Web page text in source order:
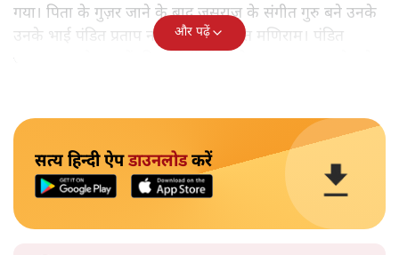
गया। पिता के गुज़र जाने के बाद जसराज के संगीत गुरु बने उनके
उनके भाई पंडित प्रताप नारायण और पंडित मणिराम। पंडित
जसराज अपने भाइयों की शागिर्दी में तबले पर हाथ आज़माने लगे।
और पढ़ें
सत्य हिन्दी ऐपडाउनलोडकरें